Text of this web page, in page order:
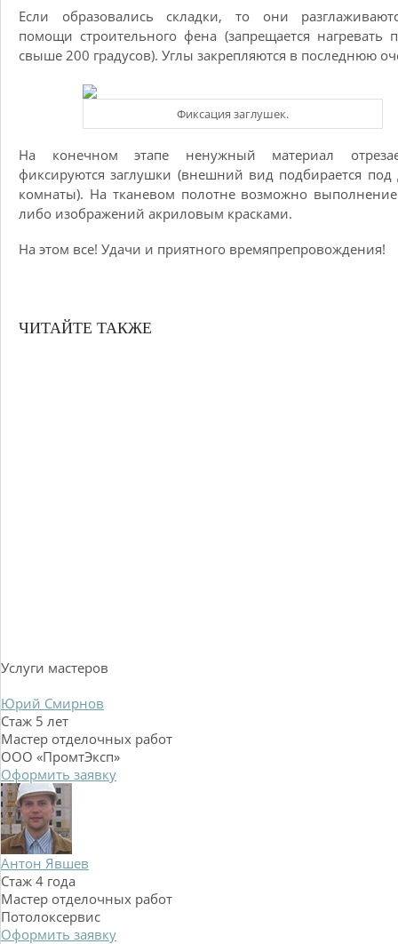
Если образовались складки, то они
помощи строительного фена (запрещается нагревать
свыше 200 градусов). Углы закрепляются в последнюю
Фиксация заглушек.
На конечном этапе ненужный материал
фиксируются заглушки (внешний вид подбирается под
комнаты). На тканевом полотне возможно
либо изображений акриловым красками.
На этом все! Удачи и приятного времяпрепровождения!
ЧИТАЙТЕ ТАКЖЕ
Услуги мастеров
Юрий Смирнов
Стаж 5 лет
Мастер отделочных работ
ООО «ПромтЭксп»
Оформить заявку
Антон Явшев
Стаж 4 года
Мастер отделочных работ
Потолоксервис
Оформить заявку